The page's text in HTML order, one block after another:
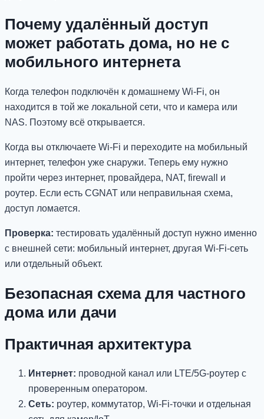
Почему удалённый доступ
может работать дома, но не с
мобильного интернета
Когда телефон подключён к домашнему Wi-Fi, он
находится в той же локальной сети, что и камера или
NAS. Поэтому всё открывается.
Когда вы отключаете Wi-Fi и переходите на мобильный
интернет, телефон уже снаружи. Теперь ему нужно
пройти через интернет, провайдера, NAT, firewall и
роутер. Если есть CGNAT или неправильная схема,
доступ ломается.
Проверка: тестировать удалённый доступ нужно именно
с внешней сети: мобильный интернет, другая Wi-Fi-сеть
или отдельный объект.
Безопасная схема для частного
дома или дачи
Практичная архитектура
Интернет: проводной канал или LTE/5G-роутер с
проверенным оператором.
Сеть: роутер, коммутатор, Wi-Fi-точки и отдельная